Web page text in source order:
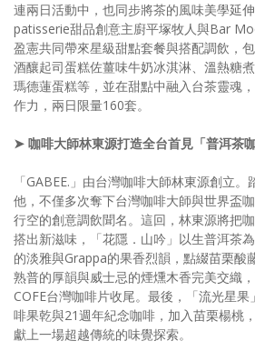
連兩日活動中，也同步將茶的風味美學延
patisserie甜品創意主廚平塚牧人與Bar
盈憲共同帶來星級甜點套餐與搭配調飲，包
酒釀起司蛋糕佐薑味牛奶冰淇淋、溫熱糖
瑪德蓮蛋糕等，並在甜點中融入台茶靈魂
作力，兩日限量160套。
➤ 咖啡大師林東源打造全台首見「普洱茶咖
「GABEE.」由台灣咖啡大師林東源創立
他，不僅多次奪下台灣咖啡大師與世界盃
行空的創意調飲聞名。這回，林東源將把
搭出新滋味，「花隱．山吟」以生普洱茶
的淡雅與Grappa的果香烈韻，點綴苗栗酸
熟普的厚韻與威士忌的煙燻木香完美交織
COFE台灣咖啡片收尾。最後，「流光星
啡果乾與21週年紀念咖啡，加入苗栗楊桃
獻上一場超越傳統的味覺探索。